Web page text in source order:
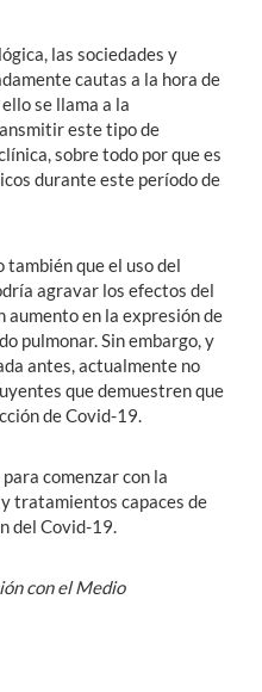
las sociedades y
cautas a la hora de
se llama a la
este tipo de
sobre todo por que es
durante este período de
también que el uso del
agravar los efectos del
aumento en la expresión de
pulmonar. Sin embargo, y
antes, actualmente no
que demuestren que
de Covid-19.
comenzar con la
tratamientos capaces de
del Covid-19.
con el Medio